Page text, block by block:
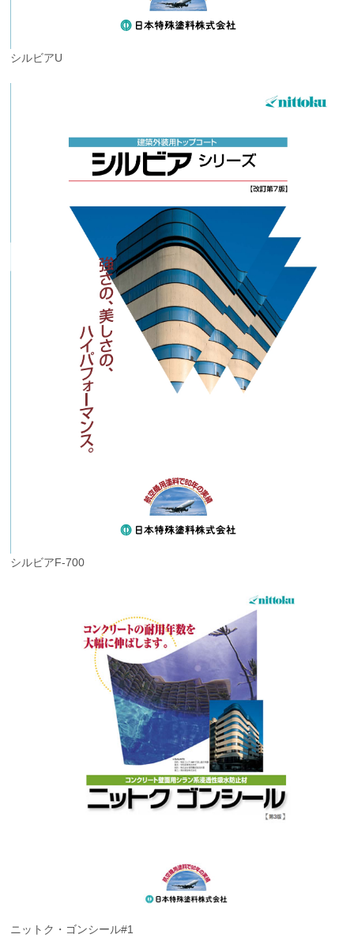
シルビアU
シルビアF-700
ニットク・ゴンシール#1